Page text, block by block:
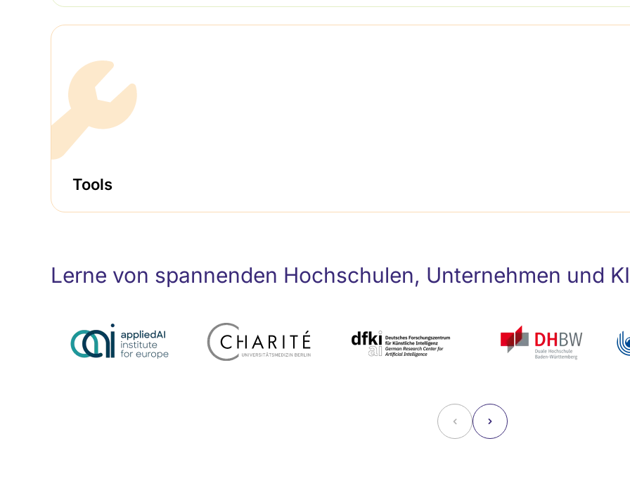
Tools
Lerne von spannenden Hochschulen, Unternehmen und
˂ ˃